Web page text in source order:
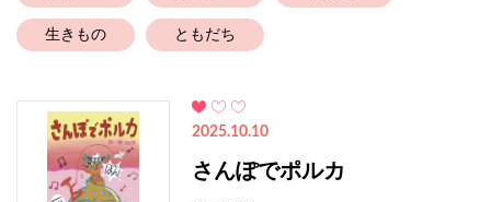
生きもの ともだち
2025.10.10
さんぽでポルカ